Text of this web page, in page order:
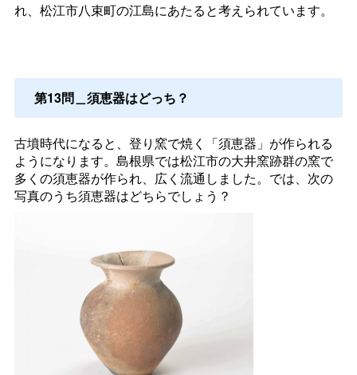
れ、松江市八束町の江島にあたると考えられています。
第13問＿須恵器はどっち？
古墳時代になると、登り窯で焼く「須恵器」が作られる
ようになります。島根県では松江市の大井窯跡群の窯で
多くの須恵器が作られ、広く流通しました。では、次の
写真のうち須恵器はどちらでしょう？